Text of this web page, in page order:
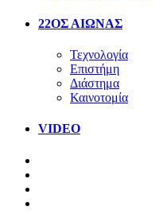
22ΟΣ ΑΙΩΝΑΣ
Τεχνολογία
Επιστήμη
Διάστημα
Καινοτομία
VIDEO